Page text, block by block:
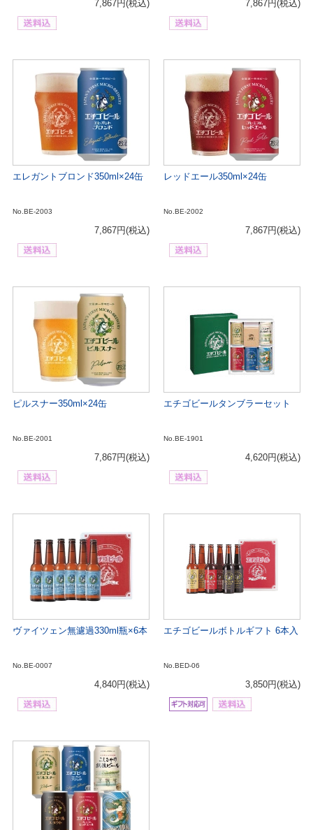
7,867円(税込) 7,867円(税込)
エレガントブロンド350ml×24缶
No.BE-2003
7,867円(税込)
レッドエール350ml×24缶
No.BE-2002
7,867円(税込)
ピルスナー350ml×24缶
No.BE-2001
7,867円(税込)
エチゴビールタンブラーセット
No.BE-1901
4,620円(税込)
ヴァイツェン無濾過330ml瓶×6本
No.BE-0007
4,840円(税込)
エチゴビールボトルギフト 6本入
No.BED-06
3,850円(税込)